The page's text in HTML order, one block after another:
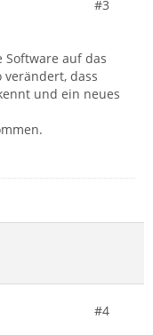
#3
auf das
dass
und ein neues
#4